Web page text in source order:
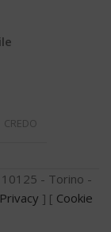
CREDO
10125 - Torino -
Privacy ] [ Cookie